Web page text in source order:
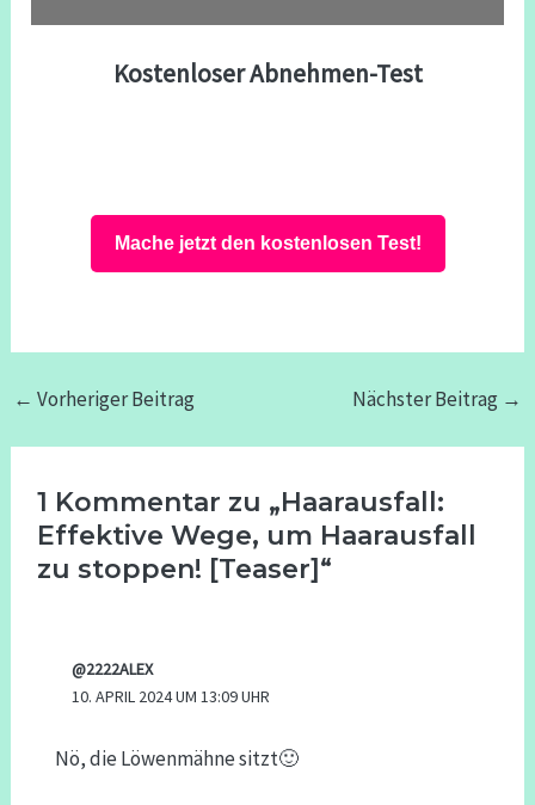
Kostenloser Abnehmen-Test
Mache jetzt den kostenlosen Test!
← Vorheriger Beitrag Nächster Beitrag →
1 Kommentar zu „Haarausfall:
Effektive Wege, um Haarausfall
zu stoppen! [Teaser]“
@2222ALEX
10. APRIL 2024 UM 13:09 UHR
Nö, die Löwenmähne sitzt🙂